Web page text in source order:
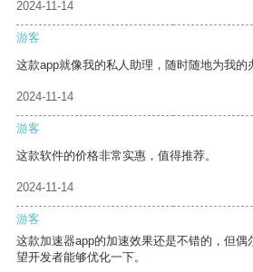
2024-11-14
游客
这款app就像我的私人助理，随时随地为我的
2024-11-14
游客
这款软件的价格非常实惠，值得推荐。
2024-11-14
游客
这款加速器app的加速效果还是不错的，但
望开发者能够优化一下。